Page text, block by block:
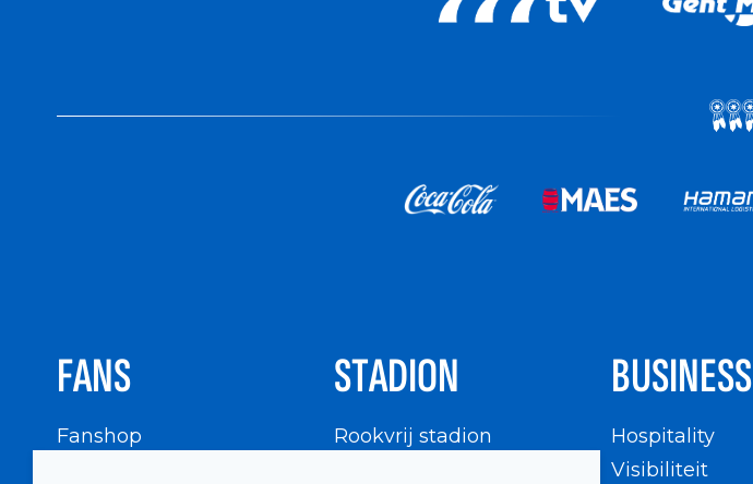
FANS
Fanshop
STADION
Rookvrij stadion
BUSINESS
Hospitality
Visibiliteit